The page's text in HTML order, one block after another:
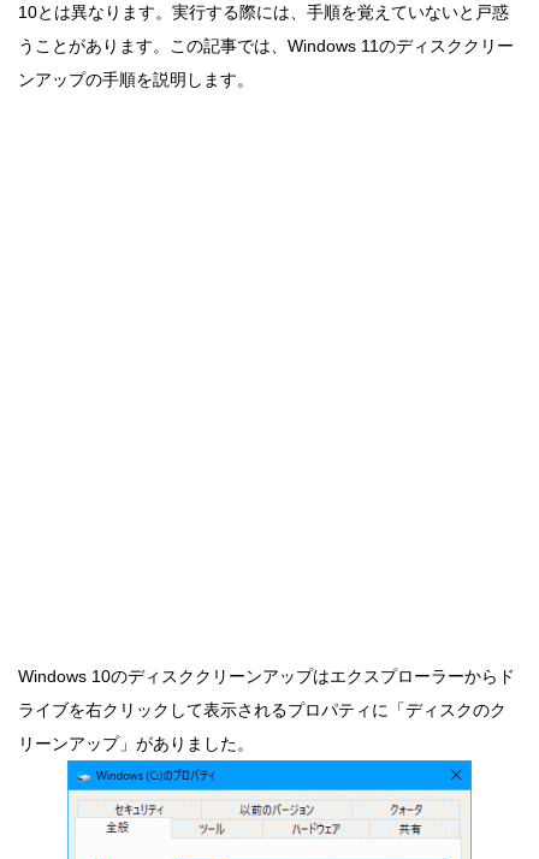
10とは異なります。実行する際には、手順を覚えていないと戸惑
うことがあります。この記事では、Windows 11のディスククリー
ンアップの手順を説明します。
Windows 10のディスククリーンアップはエクスプローラーからド
ライブを右クリックして表示されるプロパティに「ディスクのク
リーンアップ」がありました。